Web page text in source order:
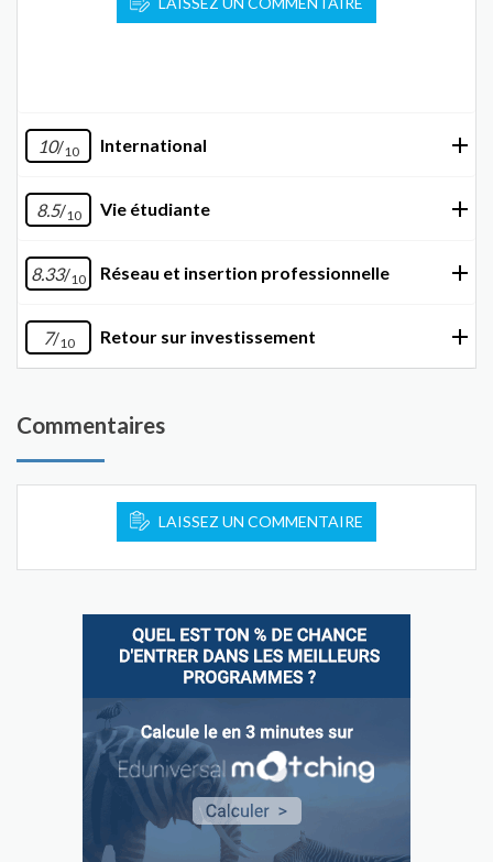
10/10 International
8.5/10 Vie étudiante
8.33/10 Réseau et insertion professionnelle
7/10 Retour sur investissement
Commentaires
LAISSEZ UN COMMENTAIRE